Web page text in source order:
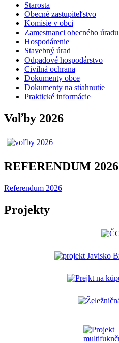
Starosta
Obecné zastupiteľstvo
Komisie v obci
Zamestnanci obecného úradu
Hospodárenie
Stavebný úrad
Odpadové hospodárstvo
Civilná ochrana
Dokumenty obce
Dokumenty na stiahnutie
Praktické informácie
Voľby 2026
REFERENDUM 2026
Referendum 2026
Projekty